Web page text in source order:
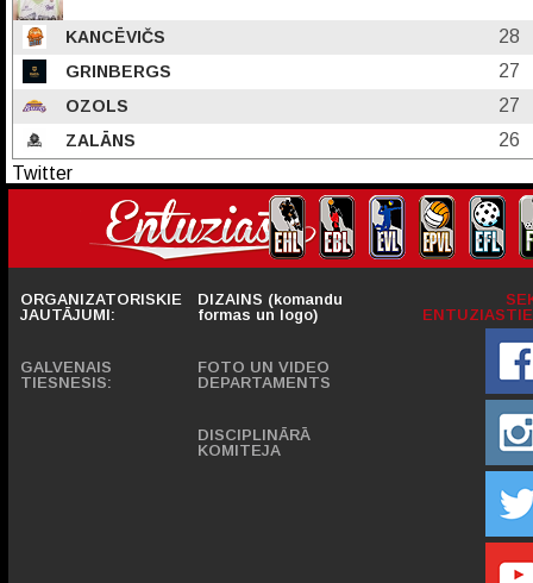
KANCĒVIČS 28
GRINBERGS 27
OZOLS 27
ZALĀNS
26
Twitter
ORGANIZATORISKIE
JAUTĀJUMI:
GALVENAIS
TIESNESIS:
DIZAINS (komandu
formas un logo)
FOTO UN VIDEO
DEPARTAMENTS
DISCIPLINĀRĀ
KOMITEJA